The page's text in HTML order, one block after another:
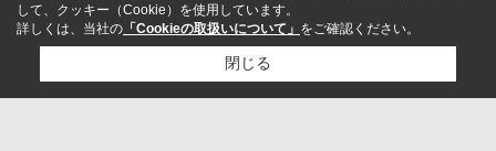
して、クッキー（Cookie）を使用しています。
詳しくは、当社の 「Cookieの取扱いについて」 をご確認ください。
閉じる